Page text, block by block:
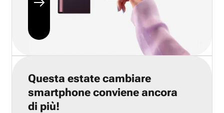
Questa estate cambiare
smartphone conviene ancora
di più!